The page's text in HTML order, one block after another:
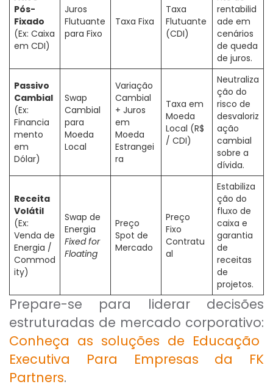
Pós-
Fixado
(Ex: Caixa
em CDI)
Juros
Flutuante
para Fixo
Taxa Fixa
Taxa
Flutuante
(CDI)
rentabilid
ade em
cenários
de queda
de juros.
Passivo
Cambial
(Ex:
Financia
mento
em
Dólar)
Swap
Cambial
para
Moeda
Local
Variação
Cambial
+ Juros
em
Moeda
Estrangei
ra
Taxa em
Moeda
Local (R$
/ CDI)
Neutraliza
ção do
risco de
desvaloriz
ação
cambial
sobre a
dívida.
Receita
Volátil
(Ex:
Venda de
Energia /
Commod
ity)
Swap de
Energia
Fixed for
Floating
Preço
Spot de
Mercado
Preço
Fixo
Contratu
al
Estabiliza
ção do
fluxo de
caixa e
garantia
de
receitas
de
projetos.
Prepare-se para liderar decisões
estruturadas de mercado corporativo:
Conheça as soluções de Educação
Executiva Para Empresas da FK
Partners.